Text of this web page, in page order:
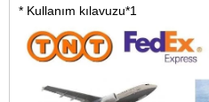
* Kullanım kılavuzu*1